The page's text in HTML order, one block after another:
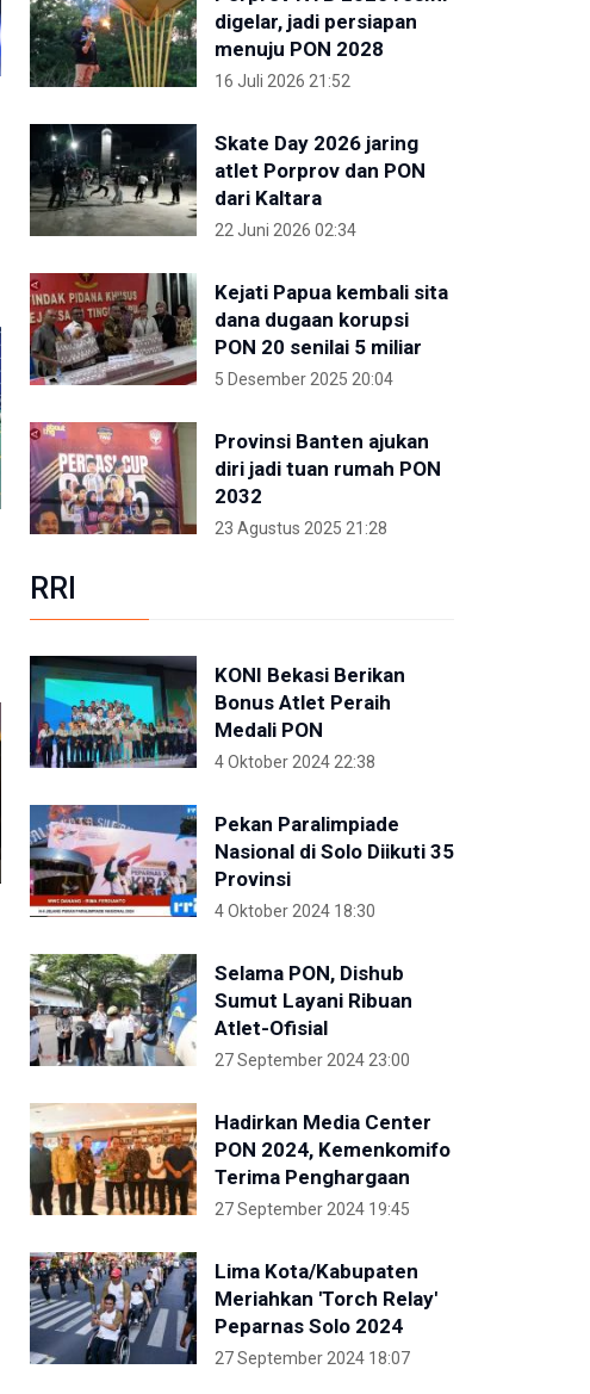
digelar, jadi persiapan
menuju PON 2028
16 Juli 2026 21:52
Skate Day 2026 jaring
atlet Porprov dan PON
dari Kaltara
22 Juni 2026 02:34
Kejati Papua kembali sita
dana dugaan korupsi
PON 20 senilai 5 miliar
5 Desember 2025 20:04
Provinsi Banten ajukan
diri jadi tuan rumah PON
2032
23 Agustus 2025 21:28
RRI
KONI Bekasi Berikan
Bonus Atlet Peraih
Medali PON
4 Oktober 2024 22:38
Pekan Paralimpiade
Nasional di Solo Diikuti 35
Provinsi
4 Oktober 2024 18:30
Selama PON, Dishub
Sumut Layani Ribuan
Atlet-Ofisial
27 September 2024 23:00
Hadirkan Media Center
PON 2024, Kemenkomifo
Terima Penghargaan
27 September 2024 19:45
Lima Kota/Kabupaten
Meriahkan 'Torch Relay'
Peparnas Solo 2024
27 September 2024 18:07